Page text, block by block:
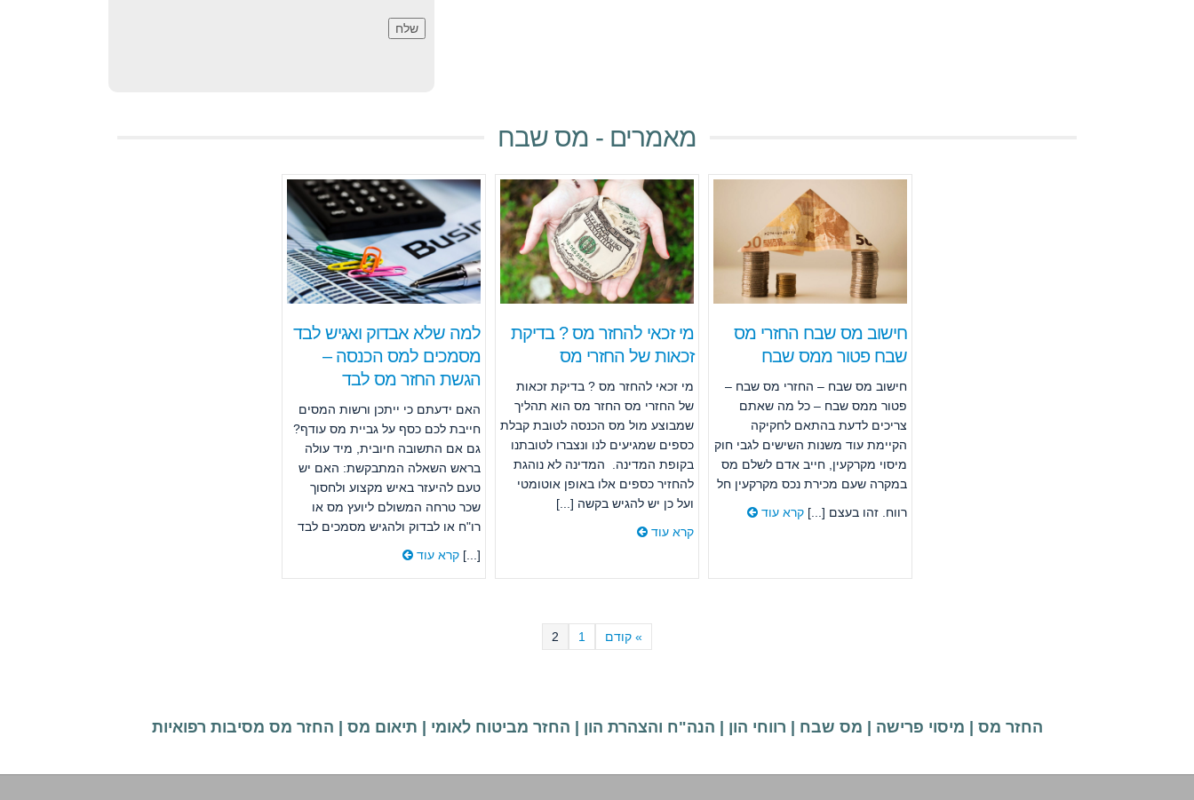
מאמרים - מס שבח
חישוב מס שבח החזרי מס
שבח פטור ממס שבח
חישוב מס שבח – החזרי מס שבח –
פטור ממס שבח – כל מה שאתם
צריכים לדעת בהתאם לחקיקה
הקיימת עוד משנות השישים לגבי חוק
מיסוי מקרקעין, חייב אדם לשלם מס
במקרה שעם מכירת נכס מקרקעין חל
רווח. זהו בעצם [...] קרא עוד
מי זכאי להחזר מס ? בדיקת
זכאות של החזרי מס
מי זכאי להחזר מס ? בדיקת זכאות
של החזרי מס החזר מס הוא תהליך
שמבוצע מול מס הכנסה לטובת קבלת
כספים שמגיעים לנו ונצברו לטובתנו
בקופת המדינה. המדינה לא נוהגת
להחזיר כספים אלו באופן אוטומטי
ועל כן יש להגיש בקשה [...]
קרא עוד
למה שלא אבדוק ואגיש לבד
מסמכים למס הכנסה –
הגשת החזר מס לבד
האם ידעתם כי ייתכן ורשות המסים
חייבת לכם כסף על גביית מס עודף?
גם אם התשובה חיובית, מיד עולה
בראש השאלה המתבקשת: האם יש
טעם להיעזר באיש מקצוע ולחסוך
שכר טרחה המשולם ליועץ מס או
רו"ח או לבדוק ולהגיש מסמכים לבד
[...] קרא עוד
» קודם 1
2
החזר מס | מיסוי פרישה | מס שבח | רווחי הון | הנה"ח והצהרת הון | החזר מביטוח לאומי | תיאום מס | החזר מס מסיבות רפואיות